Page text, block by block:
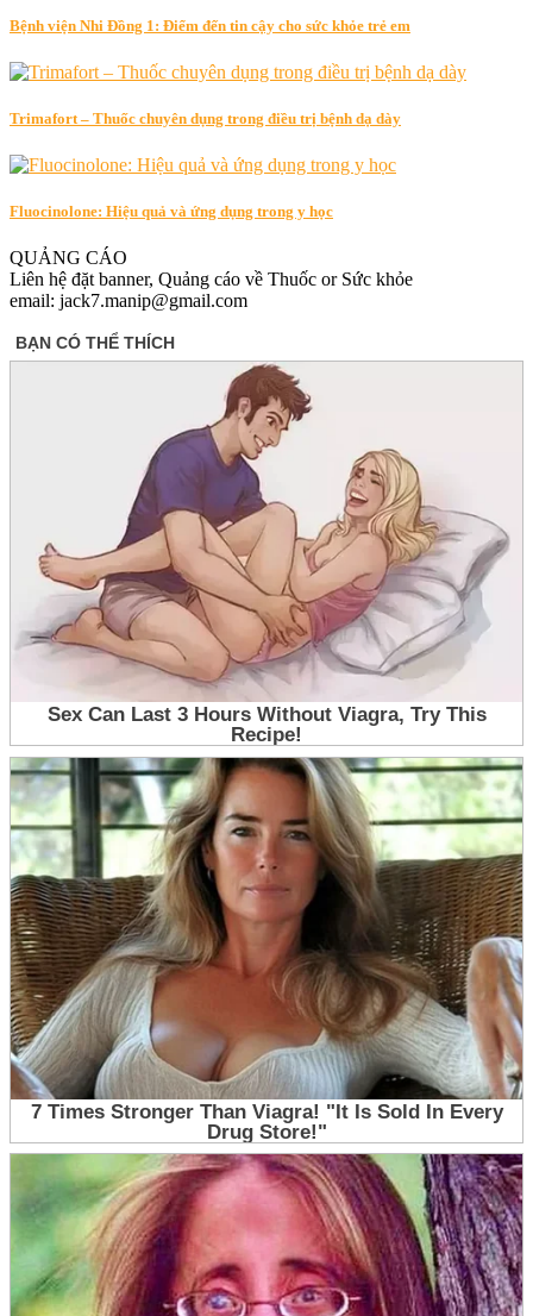
Bệnh viện Nhi Đồng 1: Điểm đến tin cậy cho sức khỏe trẻ em
Trimafort – Thuốc chuyên dụng trong điều trị bệnh dạ dày
Fluocinolone: Hiệu quả và ứng dụng trong y học
QUẢNG CÁO
Liên hệ đặt banner, Quảng cáo về Thuốc or Sức khỏe
email: jack7.manip@gmail.com